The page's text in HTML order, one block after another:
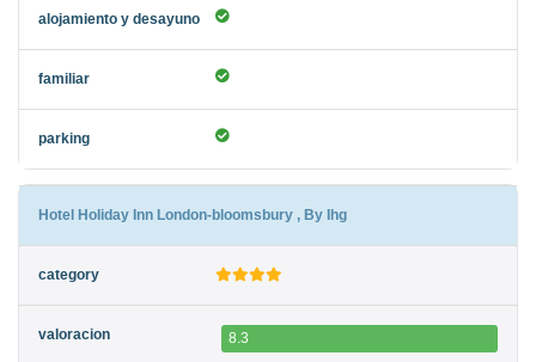
Hotel Holiday Inn London-bloomsbury , By Ihg
8.3